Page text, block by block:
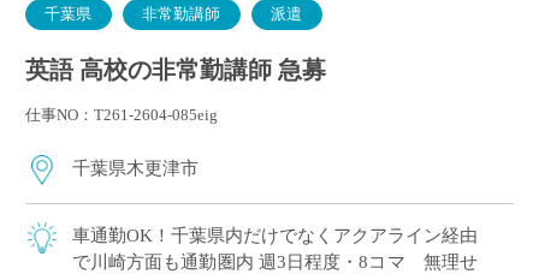
千葉県 非常勤講師 派遣
英語 高校の非常勤講師 急募
仕事NO：T261-2604-085eig
千葉県木更津市
車通勤OK！千葉県内だけでなくアクアライン経由
で川崎方面も通勤圏内 週3日程度・8コマ 無理せ